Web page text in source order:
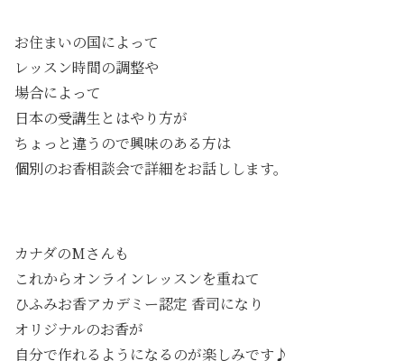
お住まいの国によって
レッスン時間の調整や
場合によって
日本の受講生とはやり方が
ちょっと違うので興味のある方は
個別のお香相談会で詳細をお話しします。
カナダのMさんも
これからオンラインレッスンを重ねて
ひふみお香アカデミー認定 香司になり
オリジナルのお香が
自分で作れるようになるのが楽しみです♪